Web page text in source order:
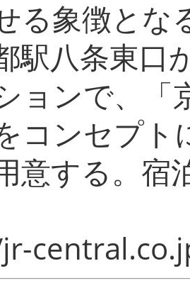
る象徴とな
駅八条東口
ョンで、「
コンセプト
意する。宿